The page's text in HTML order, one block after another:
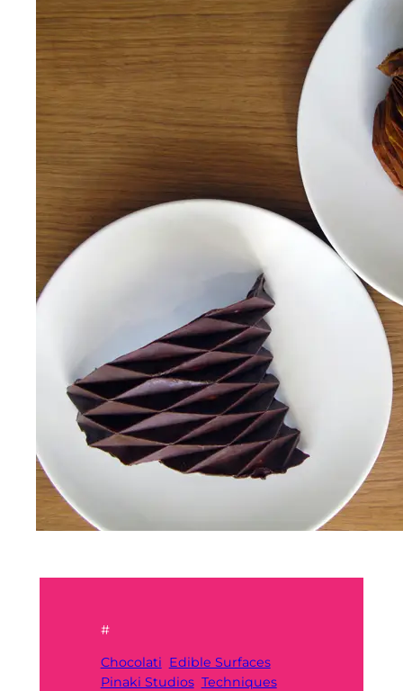
#
Chocolati Edible Surfaces
Pinaki Studios Techniques